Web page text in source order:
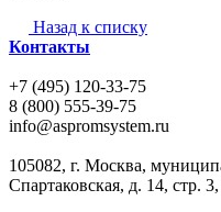
Назад к списку
Контакты
+7 (495) 120-33-75
8 (800) 555-39-75
info@aspromsystem.ru
105082, г. Москва,
Спартаковская, д. 14, стр.